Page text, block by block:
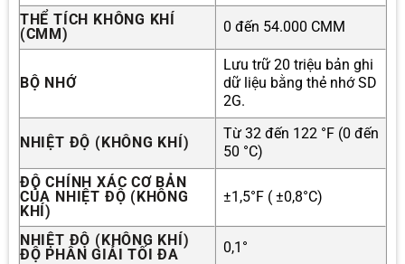
THỂ TÍCH KHÔNG KHÍ
(CMM)
0 đến 54.000 CMM
BỘ NHỚ
Lưu trữ 20 triệu bản ghi
dữ liệu bằng thẻ nhớ SD
2G.
NHIỆT ĐỘ (KHÔNG KHÍ)
Từ 32 đến 122 °F (0 đến
50 °C)
ĐỘ CHÍNH XÁC CƠ BẢN
CỦA NHIỆT ĐỘ (KHÔNG
KHÍ)
±1,5°F ( ±0,8°C)
NHIỆT ĐỘ (KHÔNG KHÍ)
ĐỘ PHÂN GIẢI TỐI ĐA
0,1°